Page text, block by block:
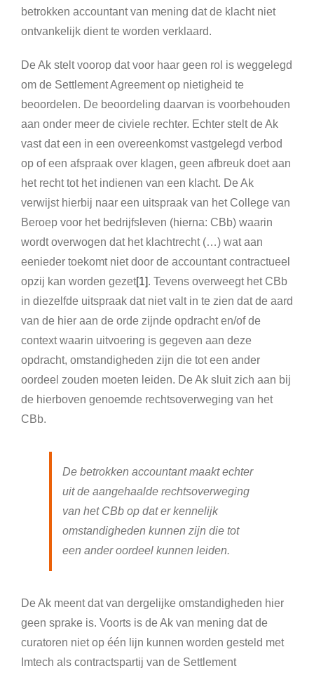
betrokken accountant van mening dat de klacht niet
ontvankelijk dient te worden verklaard.
De Ak stelt voorop dat voor haar geen rol is weggelegd
om de Settlement Agreement op nietigheid te
beoordelen. De beoordeling daarvan is voorbehouden
aan onder meer de civiele rechter. Echter stelt de Ak
vast dat een in een overeenkomst vastgelegd verbod
op of een afspraak over klagen, geen afbreuk doet aan
het recht tot het indienen van een klacht. De Ak
verwijst hierbij naar een uitspraak van het College van
Beroep voor het bedrijfsleven (hierna: CBb) waarin
wordt overwogen dat het klachtrecht (…) wat aan
eenieder toekomt niet door de accountant contractueel
opzij kan worden gezet[1]. Tevens overweegt het CBb
in diezelfde uitspraak dat niet valt in te zien dat de aard
van de hier aan de orde zijnde opdracht en/of de
context waarin uitvoering is gegeven aan deze
opdracht, omstandigheden zijn die tot een ander
oordeel zouden moeten leiden. De Ak sluit zich aan bij
de hierboven genoemde rechtsoverweging van het
CBb.
De betrokken accountant maakt echter
uit de aangehaalde rechtsoverweging
van het CBb op dat er kennelijk
omstandigheden kunnen zijn die tot
een ander oordeel kunnen leiden.
De Ak meent dat van dergelijke omstandigheden hier
geen sprake is. Voorts is de Ak van mening dat de
curatoren niet op één lijn kunnen worden gesteld met
Imtech als contractspartij van de Settlement